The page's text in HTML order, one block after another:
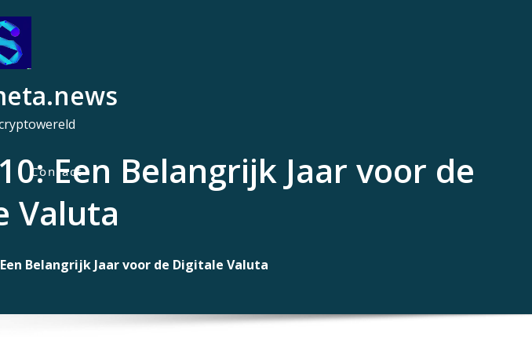
Contact
Een Belangrijk Jaar voor de
Valuta
Belangrijk Jaar voor de Digitale Valuta